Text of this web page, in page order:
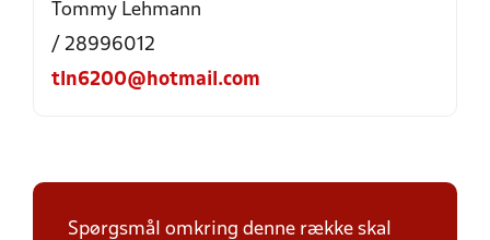
Tommy Lehmann
/ 28996012
tln6200@hotmail.com
Spørgsmål omkring denne række skal